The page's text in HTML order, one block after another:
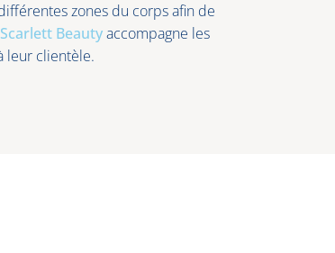
zones du corps afin de
Scarlett Beautyaccompagne les
leur clientèle.